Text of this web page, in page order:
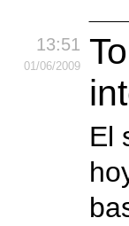
13:51
01/06/2009
El